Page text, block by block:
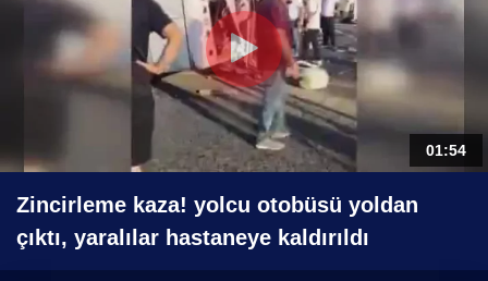
01:54
Zincirleme kaza! yolcu otobüsü yoldan
çıktı, yaralılar hastaneye kaldırıldı